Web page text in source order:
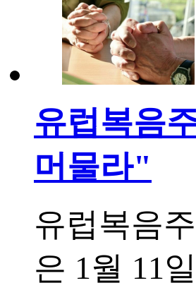
유럽복음
머물라"
유럽복음
은 1월 11